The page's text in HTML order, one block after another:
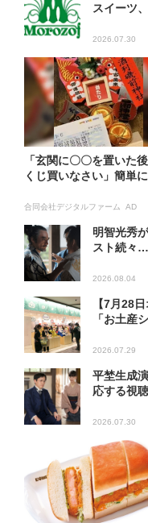
スイーツ
2026.07.30
「玄関に〇〇を置いた
くじ買いなさい」簡単
合同会社デジタルファーム AD
明智光秀
スト続々
2026.08.04
【7月28
「お土産
2026.07.29
平埜生成
応する視
2026.07.30